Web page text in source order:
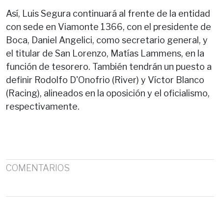
Así, Luis Segura continuará al frente de la entidad
con sede en Viamonte 1366, con el presidente de
Boca, Daniel Angelici, como secretario general, y
el titular de San Lorenzo, Matías Lammens, en la
función de tesorero. También tendrán un puesto a
definir Rodolfo D'Onofrio (River) y Víctor Blanco
(Racing), alineados en la oposición y el oficialismo,
respectivamente.
COMENTARIOS